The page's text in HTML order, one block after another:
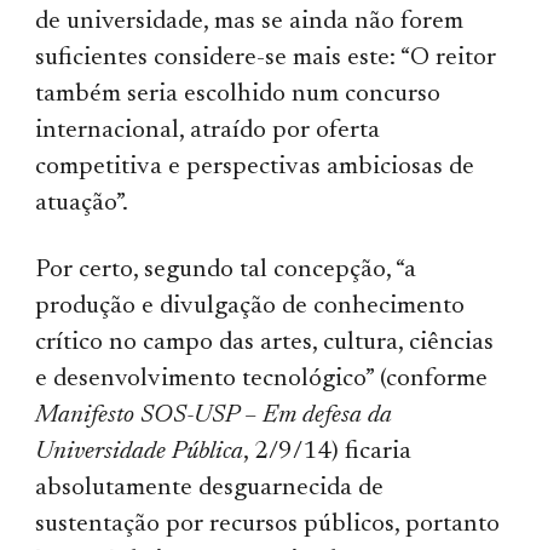
de universidade, mas se ainda não forem
suficientes conside­re-se mais este: “O reitor
também seria escolhido num concurso
internacional, atraído por oferta
competitiva e perspectivas ambiciosas de
atuação”.
Por certo, segundo tal concepção, “a
produção e divulgação de conhecimento
crítico no campo das artes, cultura, ciências
e desenvolvimento tecnológico” (conforme
Manifesto SOS-USP – Em defesa da
Universidade Pública, 2/9/14) ficaria
absolutamente desguarnecida de
sustentação por recursos públicos, portanto